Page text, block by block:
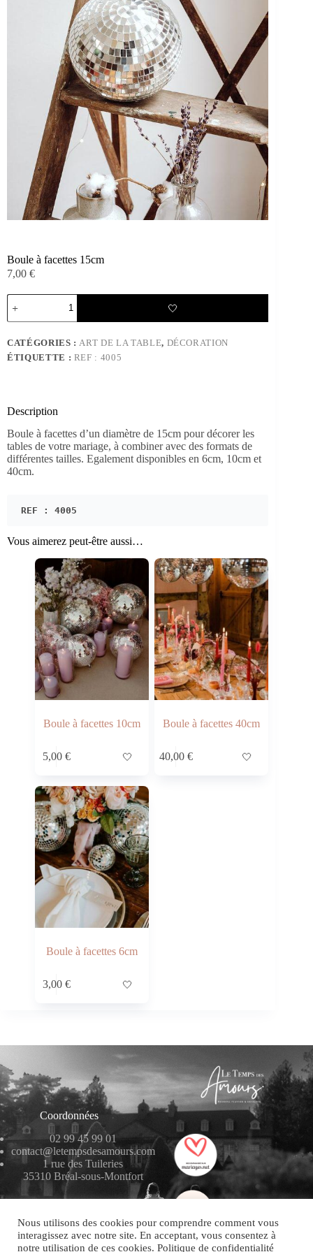
Boule à facettes 15cm
7,00 €
quantité
de
Boule
facettes
15cm
🤍
CATÉGORIES : ART DE LA TABLE, DÉCORATION
ÉTIQUETTE : REF : 4005
Description
Boule à facettes d’un diamètre de 15cm pour décorer les
tables de votre mariage, à combiner avec des formats de
différentes tailles. Egalement disponibles en 6cm, 10cm et
40cm.
REF : 4005
Vous aimerez peut-être aussi…
Boule à facettes 10cm
5,00 € 🤍
Boule à facettes 40cm
40,00 € 🤍
Boule à facettes 6cm
3,00 € 🤍
Coordonnées
02 99 45 99 01
contact@letempsdesamours.com
1 rue des Tuileries
35310 Bréal-sous-Montfort
Nous utilisons des cookies pour comprendre comment vous
interagissez avec notre site. En acceptant, vous consentez à
notre utilisation de ces cookies. Politique de confidentialité